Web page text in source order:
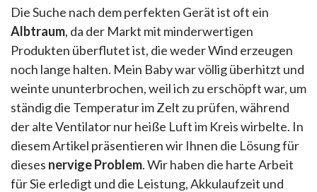
Die Suche nach dem perfekten Gerät ist oft ein
Albtraum, da der Markt mit minderwertigen
Produkten überflutet ist, die weder Wind erzeugen
noch lange halten. Mein Baby war völlig überhitzt und
weinte ununterbrochen, weil ich zu erschöpft war, um
ständig die Temperatur im Zelt zu prüfen, während
der alte Ventilator nur heiße Luft im Kreis wirbelte. In
diesem Artikel präsentieren wir Ihnen die Lösung für
dieses nervige Problem. Wir haben die harte Arbeit
für Sie erledigt und die Leistung, Akkulaufzeit und